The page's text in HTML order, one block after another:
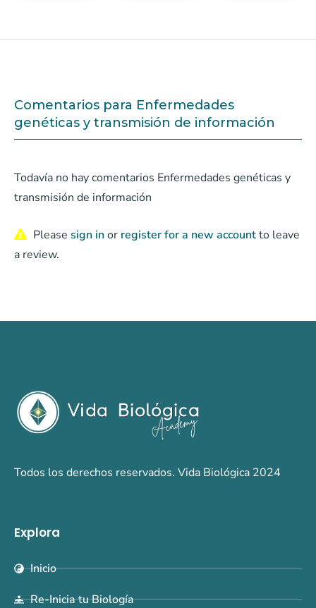
Comentarios para Enfermedades
genéticas y transmisión de información
Todavía no hay comentarios Enfermedades genéticas y
transmisión de información
Please sign inor register for a new accountto leave
a review.
Todos los derechos reservados. Vida Biológica 2024
Explora
Inicio
Re-Inicia tu Biología